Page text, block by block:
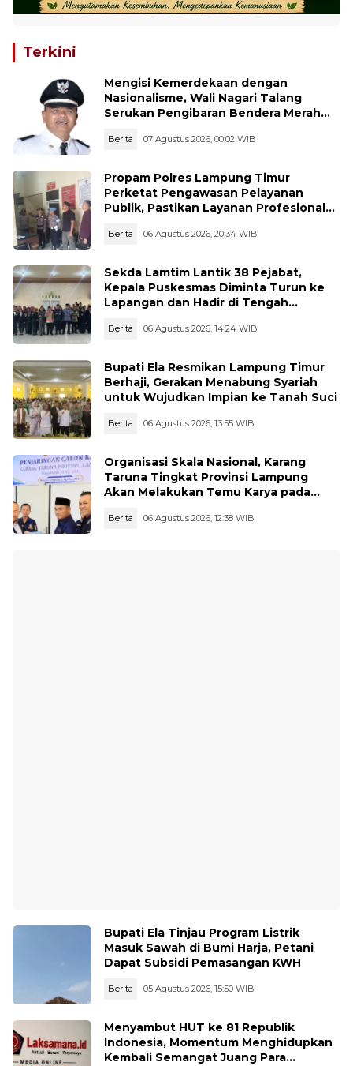
Terkini
Mengisi Kemerdekaan dengan
Nasionalisme, Wali Nagari Talang
Serukan Pengibaran Bendera Merah
Berita 07 Agustus 2026, 00:02 WIB
Propam Polres Lampung Timur
Perketat Pengawasan Pelayanan
Publik, Pastikan Layanan Profesional
Berita 06 Agustus 2026, 20:34 WIB
Sekda Lamtim Lantik 38 Pejabat,
Kepala Puskesmas Diminta Turun ke
Lapangan dan Hadir di Tengah
Berita 06 Agustus 2026, 14:24 WIB
Bupati Ela Resmikan Lampung Timur
Berhaji, Gerakan Menabung Syariah
untuk Wujudkan Impian ke Tanah Suci
Berita 06 Agustus 2026, 13:55 WIB
Organisasi Skala Nasional, Karang
Taruna Tingkat Provinsi Lampung
Akan Melakukan Temu Karya pada
Berita 06 Agustus 2026, 12:38 WIB
Bupati Ela Tinjau Program Listrik
Masuk Sawah di Bumi Harja, Petani
Dapat Subsidi Pemasangan KWH
Berita 05 Agustus 2026, 15:50 WIB
Menyambut HUT ke 81 Republik
Indonesia, Momentum Menghidupkan
Kembali Semangat Juang Para